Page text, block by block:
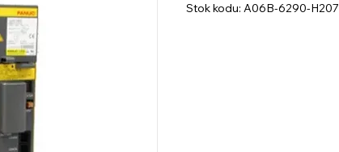
Stok kodu: A06B-6290-H207